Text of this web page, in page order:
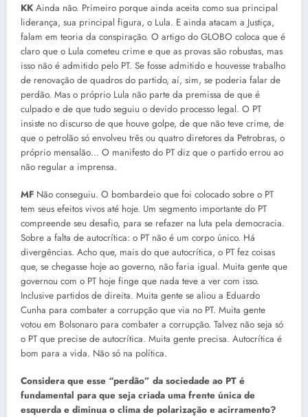
KK Ainda não. Primeiro porque ainda aceita como sua principal
liderança, sua principal figura, o Lula. E ainda atacam a Justiça,
falam em teoria da conspiração. O artigo do GLOBO coloca que é
claro que o Lula cometeu crime e que as provas são robustas, mas
isso não é admitido pelo PT. Se fosse admitido e houvesse trabalho
de renovação de quadros do partido, aí, sim, se poderia falar de
perdão. Mas o próprio Lula não parte da premissa de que é
culpado e de que tudo seguiu o devido processo legal. O PT
insiste no discurso de que houve golpe, de que não teve crime, de
que o petrolão só envolveu três ou quatro diretores da Petrobras, o
próprio mensalão… O manifesto do PT diz que o partido errou ao
não regular a imprensa.
MF Não conseguiu. O bombardeio que foi colocado sobre o PT
tem seus efeitos vivos até hoje. Um segmento importante do PT
compreende seu desafio, para se refazer na luta pela democracia.
Sobre a falta de autocrítica: o PT não é um corpo único. Há
divergências. Acho que, mais do que autocrítica, o PT fez coisas
que, se chegasse hoje ao governo, não faria igual. Muita gente que
governou com o PT hoje finge que nada teve a ver com isso.
Inclusive partidos de direita. Muita gente se aliou a Eduardo
Cunha para combater a corrupção que via no PT. Muita gente
votou em Bolsonaro para combater a corrupção. Talvez não seja só
o PT que precise de autocrítica. Muita gente precisa. Autocrítica é
bom para a vida. Não só na política.
Considera que esse “perdão” da sociedade ao PT é
fundamental para que seja criada uma frente única de
esquerda e diminua o clima de polarização e acirramento?